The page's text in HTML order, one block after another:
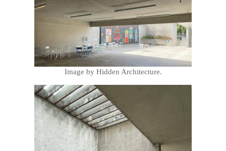
Image by Hidden Architecture.